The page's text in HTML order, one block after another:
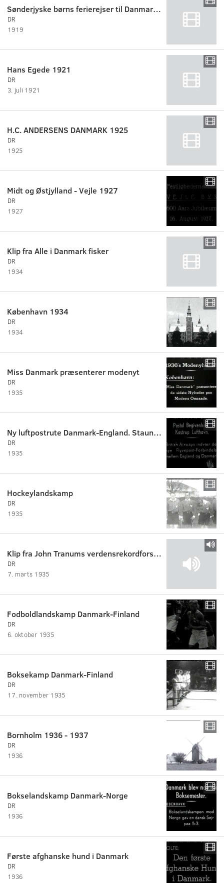
Sønderjyske børns ferierejser til Danmark, 1919
DR
1919
Hans Egede 1921
DR
3. juli 1921
H.C. ANDERSENS DANMARK 1925
DR
1925
Midt og Østjylland - Vejle 1927
DR
1927
Klip fra Alle i Danmark fisker
DR
1934
København 1934
DR
1934
Miss Danmark præsenterer modenyt
DR
1935
Ny luftpostrute Danmark-England. Stauning og Mondrup i Kastrup.
DR
1935
Hockeylandskamp
DR
1935
Klip fra John Tranums verdensrekordforsøg
DR
7. marts 1935
Fodboldlandskamp Danmark-Finland
DR
6. oktober 1935
Boksekamp Danmark-Finland
DR
17. november 1935
Bornholm 1936 - 1937
DR
1936
Bokselandskamp Danmark-Norge
DR
1936
Første afghanske hund i Danmark
DR
1936